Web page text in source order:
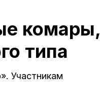
комары,
типа
Участникам